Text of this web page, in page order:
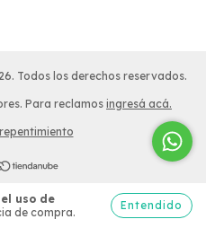
uso de
de compra.
Entendido
Todos los derechos reservados.
Para reclamos ingresá acá.